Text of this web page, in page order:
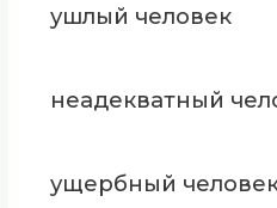
ушлый человек
неадекватный
ущербный